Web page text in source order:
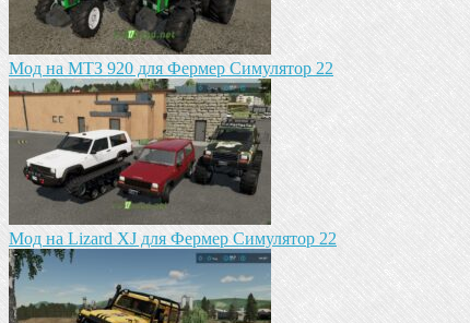
Мод на МТЗ 920 для Фермер Симулятор 22
Мод на Lizard XJ для Фермер Симулятор 22